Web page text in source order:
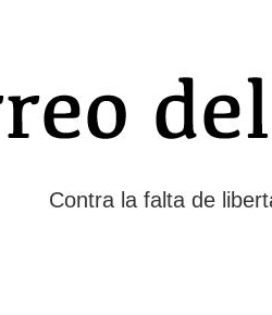
Contra la falta de